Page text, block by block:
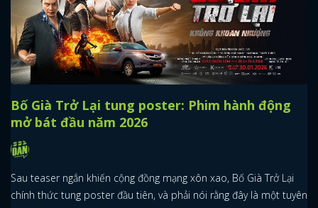
Bố Già Trở Lại tung poster: Phim hành động
mở bát đầu năm 2026
Sau teaser ngắn khiến cộng đồng mạng xôn xao, Bố Già Trở Lại
chính thức tung poster đầu tiên, và phải nói rằng đây là một tuyên